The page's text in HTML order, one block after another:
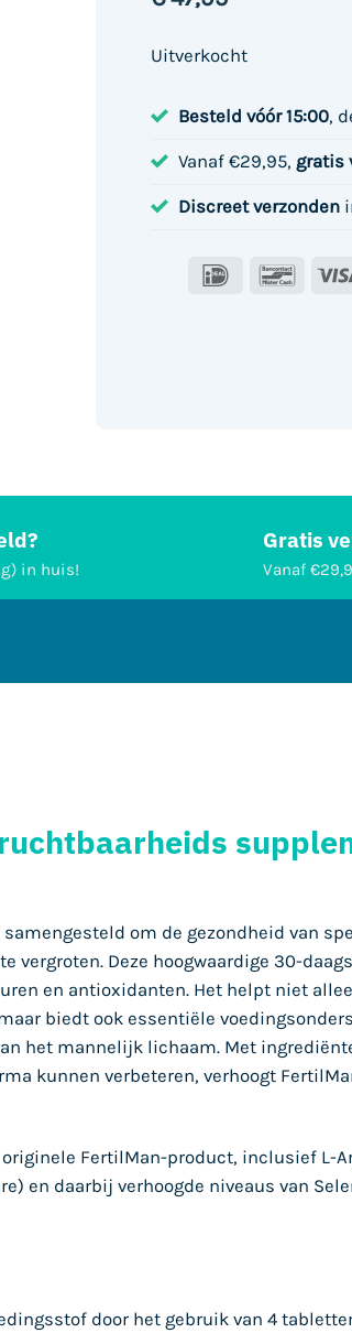
Uitverkocht
Besteld vóór 15:00,
Vanaf €29,95, gratis
Discreet verzonden
IDeal
in huis!
Gratis
Vanaf
om de gezondheid van
vergroten. Deze hoogwaardige 30-
en antioxidanten. Het helpt niet
biedt ook essentiële
het mannelijk lichaam. Met
kunnen verbeteren, verhoogt
FertilMan-product, inclusief L-
en daarbij verhoogde niveaus van
door het gebruik van 4